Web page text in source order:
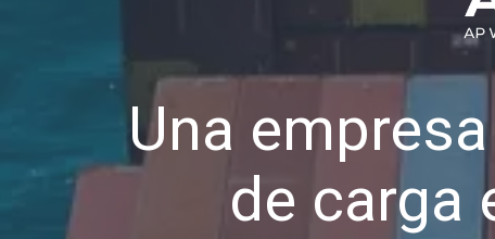
Una
de carga